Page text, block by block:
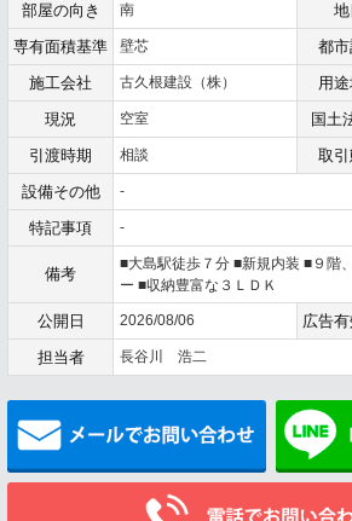
部屋の向き 南 地
専有面積基準 壁芯 都
施工会社 古久根建設（株） 用
現況 空室 国土
引渡時期 相談 取
設備その他 -
特記事項 -
備考
■大島駅徒歩７分 ■新規内装 ■９階
ー ■収納豊富な３ＬＤＫ
公開日 2026/08/06 広告
担当者 長谷川 浩二
メールでお